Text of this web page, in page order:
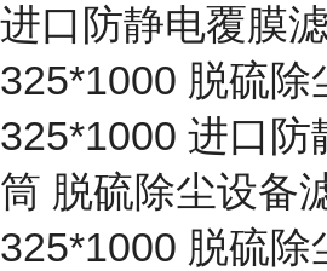
进口防静电覆膜
325*1000 脱硫除
325*1000 进口防
筒 脱硫除尘设备
325*1000 脱硫除